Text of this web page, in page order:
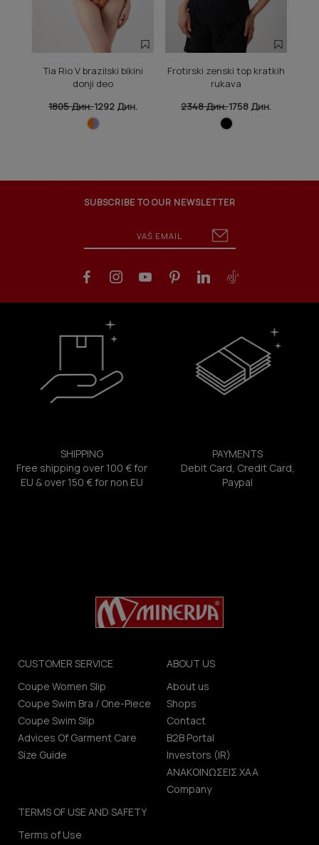
Tia Rio V brazilski bikini
donji deo
1805 Дин.1292 Дин.
Frotirski zenski top kratkih
rukava
2348 Дин.1758 Дин.
SUBSCRIBE TO OUR NEWSLETTER
SHIPPING
Free shipping over 100 € for
EU & over 150 € for non EU
PAYMENTS
Debit Card, Credit Card,
Paypal
CUSTOMER SERVICE
Coupe Women Slip
Coupe Swim Bra / One-Piece
Coupe Swim Slip
Advices Of Garment Care
Size Guide
ABOUT US
About us
Shops
Contact
B2B Portal
Investors (IR)
ΑΝΑΚΟΙΝΩΣΕΙΣ ΧΑΑ
Company
TERMS OF USE AND SAFETY
Terms of Use